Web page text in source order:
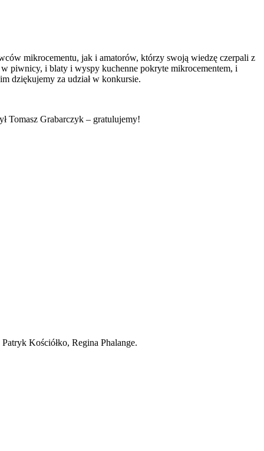
mikrocementu, jak i amatorów, którzy swoją wiedzę czerpali z
piwnicy, i blaty i wyspy kuchenne pokryte mikrocementem, i
dziękujemy za udział w konkursie.
Tomasz Grabarczyk – gratulujemy!
Kościółko, Regina Phalange.